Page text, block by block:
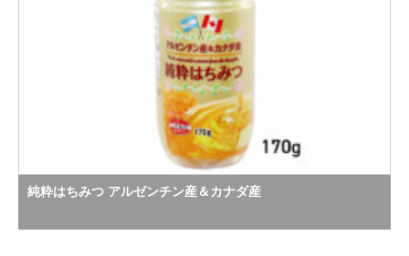
純粋はちみつ アルゼンチン産＆カナダ産